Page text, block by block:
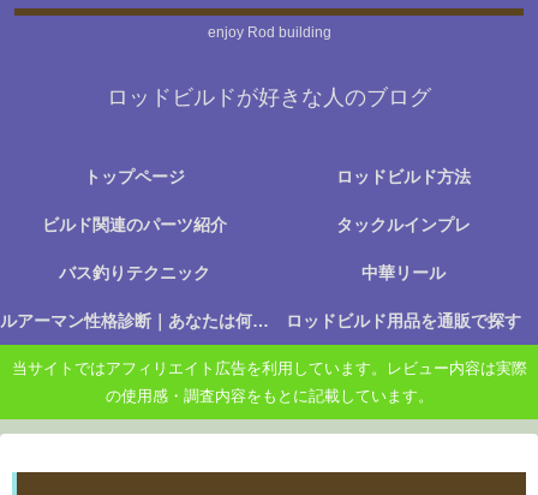
enjoy Rod building
ロッドビルドが好きな人のブログ
トップページ ロッドビルド方法
ビルド関連のパーツ紹介 タックルインプレ
バス釣りテクニック 中華リール
ルアーマン性格診断｜あなたは何に楽しさを感じる釣り人か？ ロッドビルド用品を通販で探す
当サイトではアフィリエイト広告を利用しています。レビュー内容は実際
の使用感・調査内容をもとに記載しています。